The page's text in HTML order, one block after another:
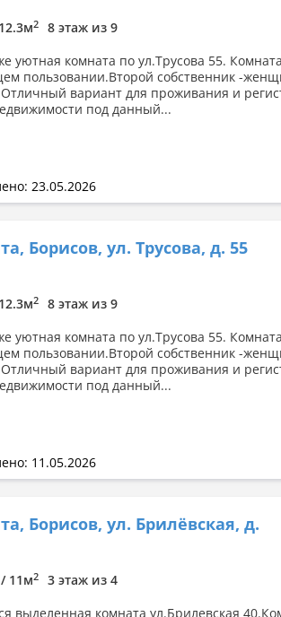
2
8 этаж из 9
уютная комната по ул.Трусова 55.
пользовании.Второй собственник -
вариант для проживания и
под данный...
23.05.2026
Борисов, ул. Трусова, д. 55
2
8 этаж из 9
уютная комната по ул.Трусова 55.
пользовании.Второй собственник -
вариант для проживания и
под данный...
11.05.2026
Борисов, ул. Брилёвская, д.
11м2
3 этаж из 4
выделенная комната ул.Брилевская